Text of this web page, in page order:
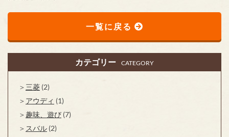
一覧に戻る
カテゴリー CATEGORY
三菱 (2)
アウディ (1)
趣味、遊び (7)
スバル (2)